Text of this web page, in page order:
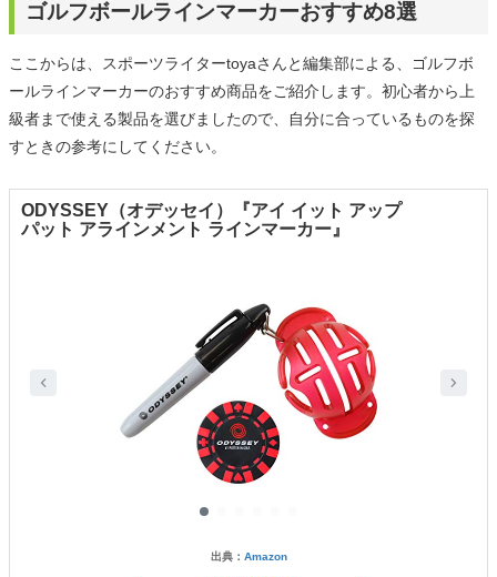
ゴルフボールラインマーカーおすすめ8選
ここからは、スポーツライターtoyaさんと編集部による、ゴルフボ
ールラインマーカーのおすすめ商品をご紹介します。初心者から上
級者まで使える製品を選びましたので、自分に合っているものを探
すときの参考にしてください。
ODYSSEY（オデッセイ）『アイ イット アップ
パット アラインメント ラインマーカー』
出典： Amazon